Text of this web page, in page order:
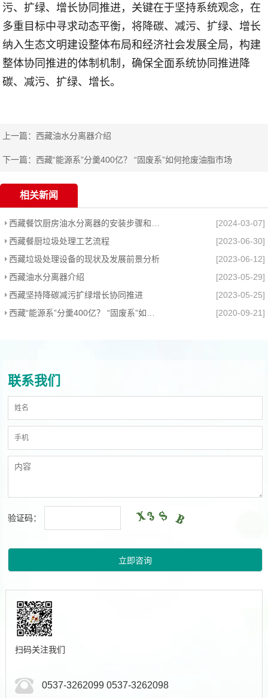
污、扩绿、增长协同推进，关键在于坚持系统观念，在
多重目标中寻求动态平衡，将降碳、减污、扩绿、增长
纳入生态文明建设整体布局和经济社会发展全局，构建
整体协同推进的体制机制，确保全面系统协同推进降
碳、减污、扩绿、增长。
上一篇：西藏油水分离器介绍
下一篇：西藏“能源系”分羹400亿？ “固废系”如何抢废油脂市场
相关新闻
[2024-03-07]
西藏餐厨垃圾处理工艺流程
[2023-06-30]
西藏垃圾处理设备的现状及发展前景分析
[2023-06-12]
西藏油水分离器介绍
[2023-05-29]
西藏坚持降碳减污扩绿增长协同推进
[2023-05-25]
[2020-09-21]
联系我们
验证码：
扫码关注我们
0537-3262099 0537-3262098